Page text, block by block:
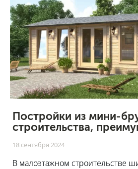
Постройки из мини-
строительства,
18 сентября 2024
В малоэтажном строительстве